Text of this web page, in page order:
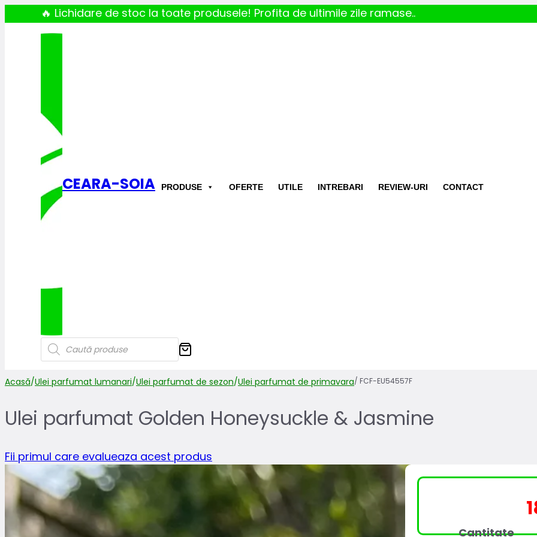
🔥 Lichidare de stoc la toate produsele! Profita de ultimile zile ramase..
CEARA-SOIA PRODUSE OFERTE UTILE INTREBARI REVIEW-URI CONTACT
Products
search
Acasă/Ulei parfumat lumanari/Ulei parfumat de sezon/Ulei parfumat de primavara/ FCF-EU54557F
Ulei parfumat Golden Honeysuckle & Jasmine
Fii primul care evalueaza acest produs
Cantitate